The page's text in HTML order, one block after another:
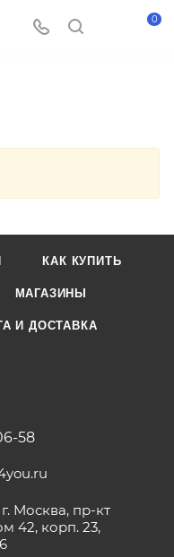
0
КАК КУПИТЬ
МАГАЗИНЫ
И ДОСТАВКА
58
Москва, пр-кт
42, корп. 23,